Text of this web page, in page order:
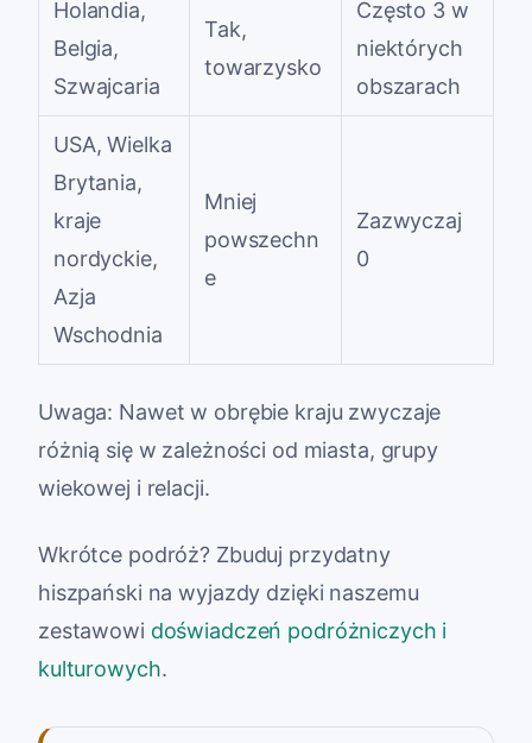
Holandia,
Belgia,
Szwajcaria
Tak,
towarzysko
Często 3 w
niektórych
obszarach
USA, Wielka
Brytania,
kraje
nordyckie,
Azja
Wschodnia
Mniej
powszechn
e
Zazwyczaj
0
Uwaga: Nawet w obrębie kraju zwyczaje
różnią się w zależności od miasta, grupy
wiekowej i relacji.
Wkrótce podróż? Zbuduj przydatny
hiszpański na wyjazdy dzięki naszemu
zestawowi doświadczeń podróżniczych i
kulturowych.